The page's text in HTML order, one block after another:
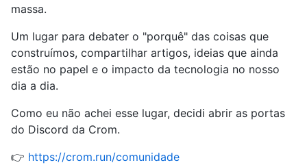
massa.
Um lugar para debater o "porquê" das coisas que
construímos, compartilhar artigos, ideias que ainda
estão no papel e o impacto da tecnologia no nosso
dia a dia.
Como eu não achei esse lugar, decidi abrir as portas
do Discord da Crom.
👉 https://crom.run/comunidade